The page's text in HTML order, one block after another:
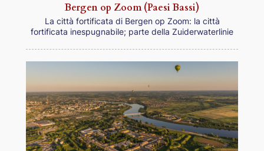
Bergen op Zoom (Paesi Bassi)
La città fortificata di Bergen op Zoom: la città
fortificata inespugnabile; parte della Zuiderwaterlinie